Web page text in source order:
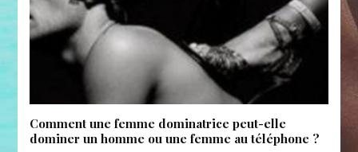
Comment une femme dominatrice peut-elle
dominer un homme ou une femme au téléphone ?